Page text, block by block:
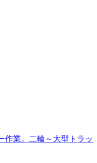
作業。二輪～大型トラッ